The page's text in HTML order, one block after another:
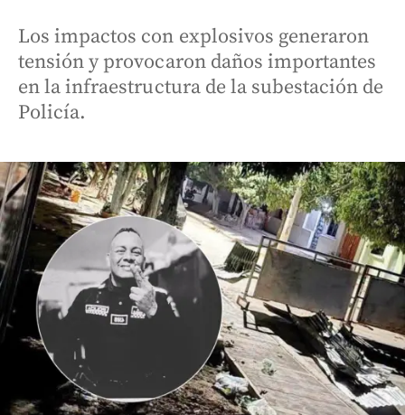
Los impactos con explosivos generaron
tensión y provocaron daños importantes
en la infraestructura de la subestación de
Policía.